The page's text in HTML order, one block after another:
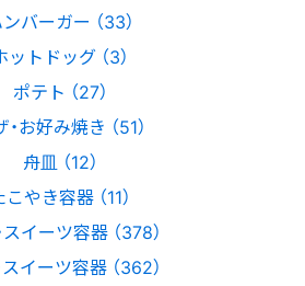
バーガー （33）
ットドッグ （3）
ポテト （27）
・お好み焼き （51）
舟皿 （12）
こやき容器 （11）
スイーツ容器 （378）
スイーツ容器 （362）